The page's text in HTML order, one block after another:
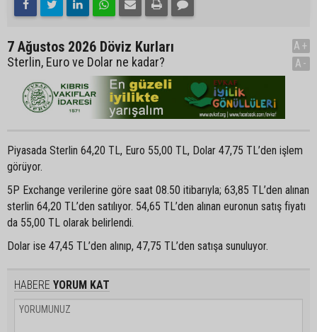
7 Ağustos 2026 Döviz Kurları
Sterlin, Euro ve Dolar ne kadar?
A+
A-
Piyasada Sterlin 64,20 TL, Euro 55,00 TL, Dolar 47,75 TL’den işlem
görüyor.
5P Exchange verilerine göre saat 08.50 itibarıyla; 63,85 TL’den alınan
sterlin 64,20 TL’den satılıyor. 54,65 TL’den alınan euronun satış fiyatı
da 55,00 TL olarak belirlendi.
Dolar ise 47,45 TL’den alınıp, 47,75 TL’den satışa sunuluyor.
HABERE YORUM KAT